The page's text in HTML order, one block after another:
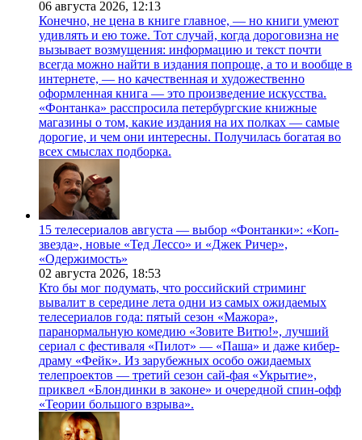
06 августа 2026, 12:13
Конечно, не цена в книге главное, — но книги умеют
удивлять и ею тоже. Тот случай, когда дороговизна не
вызывает возмущения: информацию и текст почти
всегда можно найти в издания попроще, а то и вообще в
интернете, — но качественная и художественно
оформленная книга — это произведение искусства.
«Фонтанка» расспросила петербургские книжные
магазины о том, какие издания на их полках — самые
дорогие, и чем они интересны. Получилась богатая во
всех смыслах подборка.
15 телесериалов августа — выбор «Фонтанки»: «Коп-
звезда», новые «Тед Лессо» и «Джек Ричер»,
«Одержимость»
02 августа 2026, 18:53
Кто бы мог подумать, что российский стриминг
вывалит в середине лета одни из самых ожидаемых
телесериалов года: пятый сезон «Мажора»,
паранормальную комедию «Зовите Витю!», лучший
сериал с фестиваля «Пилот» — «Паша» и даже кибер-
драму «Фейк». Из зарубежных особо ожидаемых
телепроектов — третий сезон сай-фая «Укрытие»,
приквел «Блондинки в законе» и очередной спин-офф
«Теории большого взрыва».